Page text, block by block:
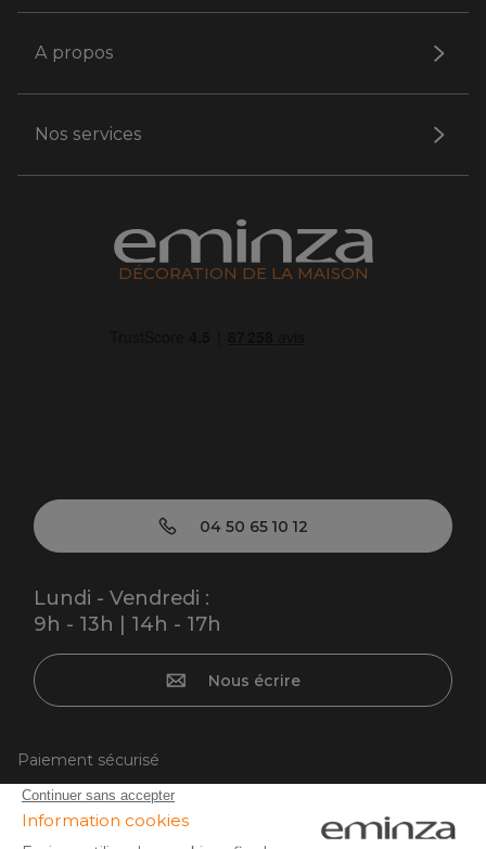
A propos
Nos services
DÉCORATION DE LA MAISON
04 50 65 10 12
Lundi - Vendredi :
9h - 13h | 14h - 17h
Nous écrire
Paiement sécurisé